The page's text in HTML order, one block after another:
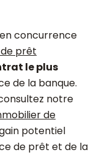
concurrence
prêt
le plus
de la banque.
notre
de
potentiel
de prêt et de la